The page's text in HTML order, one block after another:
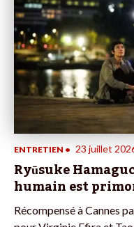
ENTRETIEN • 23 juillet
Ryūsuke
humain est
Récompensé à Cannes